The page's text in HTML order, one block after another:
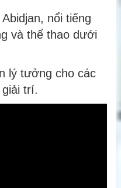
nổi tiếng
và thể thao dưới
lý tưởng cho các
trí.